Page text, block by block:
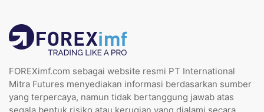
FOREXimf.com sebagai website resmi PT International
Mitra Futures menyediakan informasi berdasarkan sumber
yang terpercaya, namun tidak bertanggung jawab atas